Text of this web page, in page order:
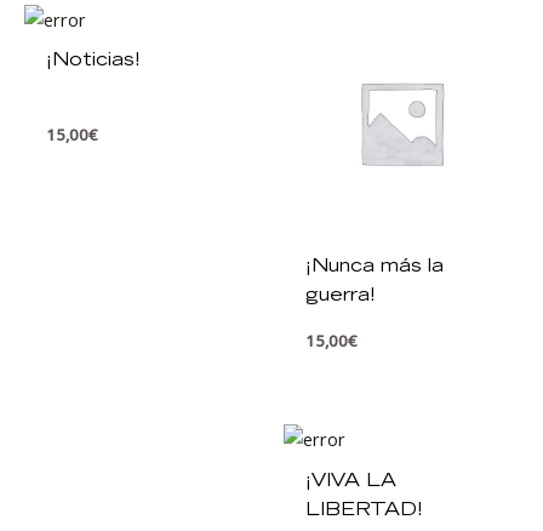
¡Noticias!
15,00€
¡Nunca más la
guerra!
15,00€
¡VIVA LA
LIBERTAD!